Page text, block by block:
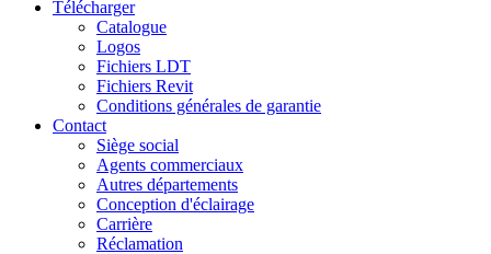
Télécharger
Catalogue
Logos
Fichiers LDT
Fichiers Revit
Conditions générales de garantie
Contact
Siège social
Agents commerciaux
Autres départements
Conception d'éclairage
Carrière
Réclamation